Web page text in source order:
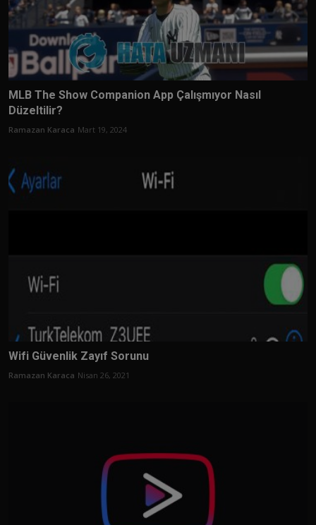
MLB The Show Companion App Çalışmıyor Nasıl
Düzeltilir?
Ramazan Karaca Mart 19, 2024
Wifi Güvenlik Zayıf Sorunu
Ramazan Karaca Nisan 26, 2021